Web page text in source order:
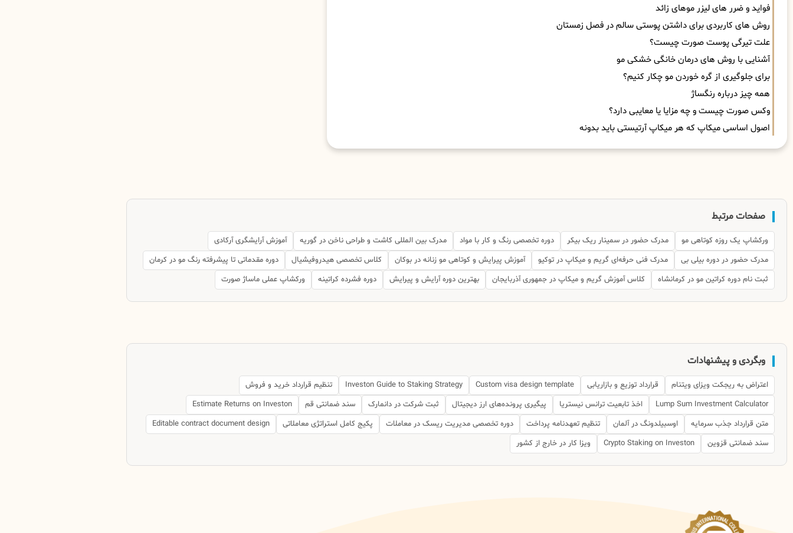
فواید و ضرر های لیزر موهای زائد
روش های کاربردی برای داشتن پوستی سالم در فصل زمستان
علت تیرگی پوست صورت چیست؟
آشنایی با روش های درمان خانگی خشکی مو
برای جلوگیری از گره خوردن مو چکار کنیم؟
همه چیز درباره رنگساژ
وکس صورت چیست و چه مزایا یا معایبی دارد؟
اصول اساسی میکاپ که هر میکاپ آرتیستی باید بدونه
صفحات مرتبط
ورکشاپ یک روزه کوتاهی مو مدرک حضور در سمینار ریک بیکر دوره تخصصی رنگ و کار با مواد مدرک بین المللی کاشت و طراحی ناخن در گوریه
آموزش آرایشگری آرکادی
مدرک حضور در دوره بیلی بی
مدرک فنی حرفه‌ای گریم و میکاپ در توکیو آموزش پیرایش و کوتاهی مو زنانه در بوکان کلاس تخصصی هیدروفیشیال
دوره مقدماتی تا پیشرفته رنگ مو در کرمان
ثبت نام دوره کراتین مو در کرمانشاه
کلاس آموزش گریم و میکاپ در جمهوری آذربایجان بهترین دوره آرایش و پیرایش دوره فشرده کراتینه ورکشاپ عملی ماساژ صورت
وبگردی و پیشنهادات
اعتراض به ریجکت ویزای ویتنام قرارداد توزیع و بازاریابی Custom visa design template
Investon Guide to Staking Strategy
تنظیم قرارداد خرید و فروش
Lump Sum Investment Calculator
اخذ تابعیت ترانس نیستریا پیگیری پرونده‌های ارز دیجیتال ثبت شرکت در دانمارک سند ضمانتی قم
Estimate Returns on Investon
متن قرارداد جذب سرمایه
اوسبیلدونگ در آلمان تنظیم تعهدنامه پرداخت دوره تخصصی مدیریت ریسک در معاملات پکیج کامل استراتژی معاملاتی
Editable contract document design
سند ضمانتی قزوین
Crypto Staking on Investon ویزا کار در خارج از کشور